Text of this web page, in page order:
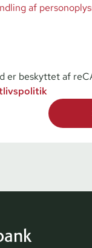
af
er beskyttet af